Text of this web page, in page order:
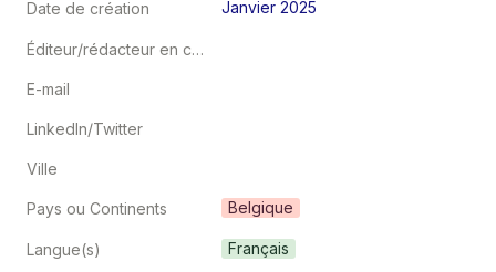
Date de création Janvier 2025
Éditeur/rédacteur en chef
E-mail
LinkedIn/Twitter
Ville
Pays ou Continents Belgique
Langue(s) Français